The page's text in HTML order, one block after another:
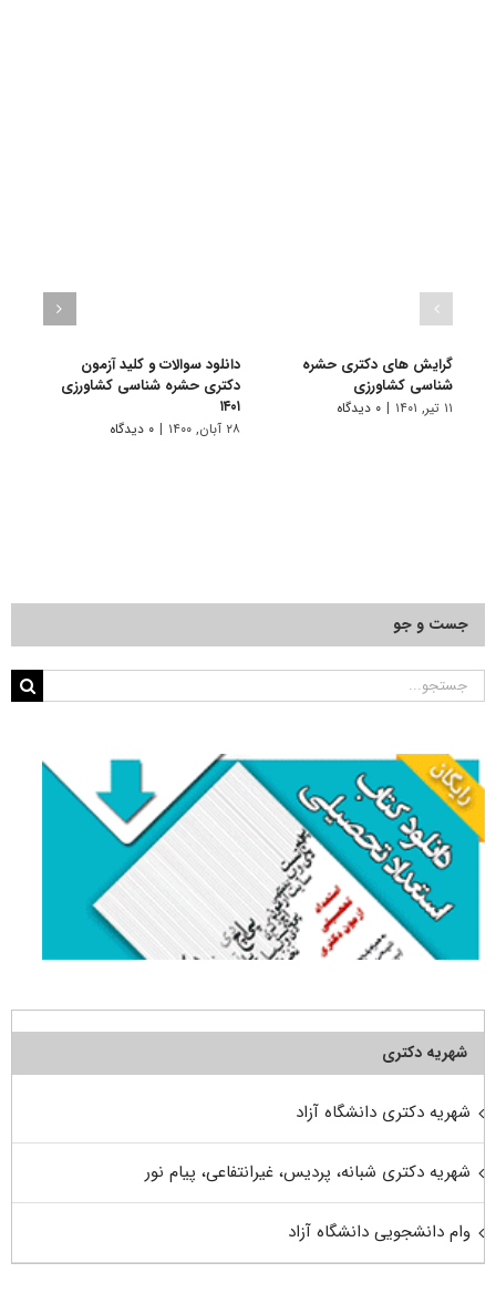
گرایش های دکتری حشره
شناسی ﻛﺸﺎورزی
۱۱ تیر, ۱۴۰۱ | ۰ دیدگاه
دانلود سوالات و کلید آزمون
دکتری حشره شناسی کشاورزی
۱۴۰۱
۲۸ آبان, ۱۴۰۰ | ۰ دیدگاه
جست و جو
جستجو
شهریه دکتری
شهریه دکتری دانشگاه آزاد
شهریه دکتری شبانه، پردیس، غیرانتفاعی، پیام نور
وام دانشجویی دانشگاه آزاد